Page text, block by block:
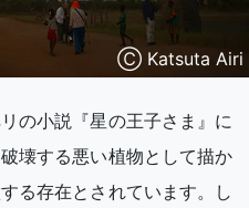
Ⓒ Katsuta Airi
の小説『星の王子さま』に
壊する悪い植物として描か
る存在とされています。し